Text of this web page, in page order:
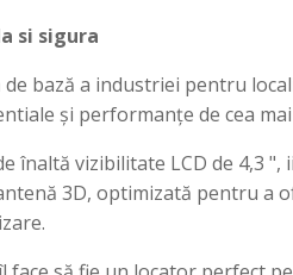
si sigura
bază a industriei pentru
și performanțe de cea mai
înaltă vizibilitate LCD de 4,3
3D, optimizată pentru